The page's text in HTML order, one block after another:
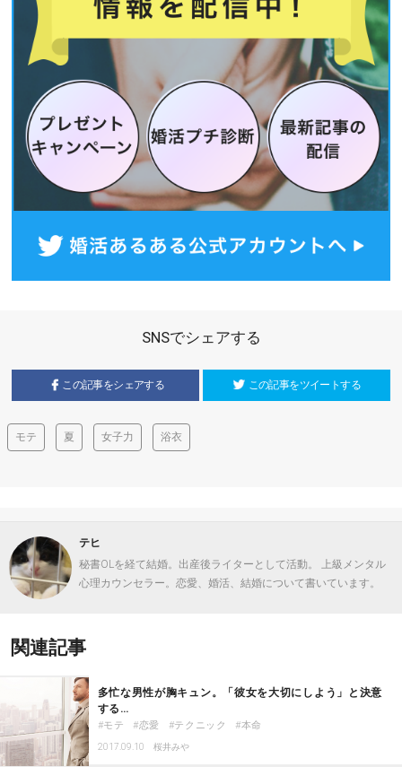
SNSでシェアする
この記事をシェアする この記事をツイートする
モテ 夏 女子力 浴衣
テヒ
秘書OLを経て結婚。出産後ライターとして活動。 上級メンタル
心理カウンセラー。恋愛、婚活、結婚について書いています。
関連記事
多忙な男性が胸キュン。「彼女を大切にしよう」と決意
する…
モテ 恋愛 テクニック 本命
2017.09.10 桜井みや